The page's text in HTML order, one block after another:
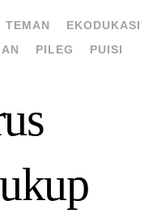
TEMAN
EKODUKASI
PILEG PUISI